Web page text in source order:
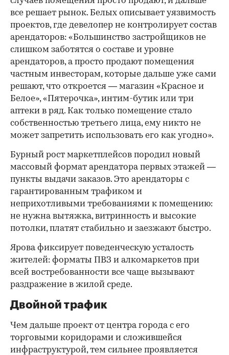
все решает рынок. Белых описывает уязвимость
проектов, где девелопер не контролирует состав
арендаторов: «Большинство застройщиков не
слишком заботятся о составе и уровне
арендаторов, а просто продают помещения
частным инвесторам, которые дальше уже сами
решают, что откроется — магазин «Красное и
Белое», «Пятерочка», интим-бутик или три
аптеки в ряд. Как только помещение стало
собственностью третьего лица, ему никто не
может запретить использовать его как угодно».
Бурный рост маркетплейсов породил новый
массовый формат арендатора первых этажей —
пункты выдачи заказов. Это арендаторы с
гарантированным трафиком и
неприхотливыми требованиями к помещению:
не нужна вытяжка, витринность и высокие
потолки, платят стабильно и заезжают быстро.
Ярова фиксирует поведенческую усталость
жителей: форматы ПВЗ и алкомаркетов при
всей востребованности все чаще вызывают
раздражение в жилой среде.
Двойной трафик
Чем дальше проект от центра города с его
торговыми коридорами и сложившейся
инфраструктурой, тем сильнее проявляется